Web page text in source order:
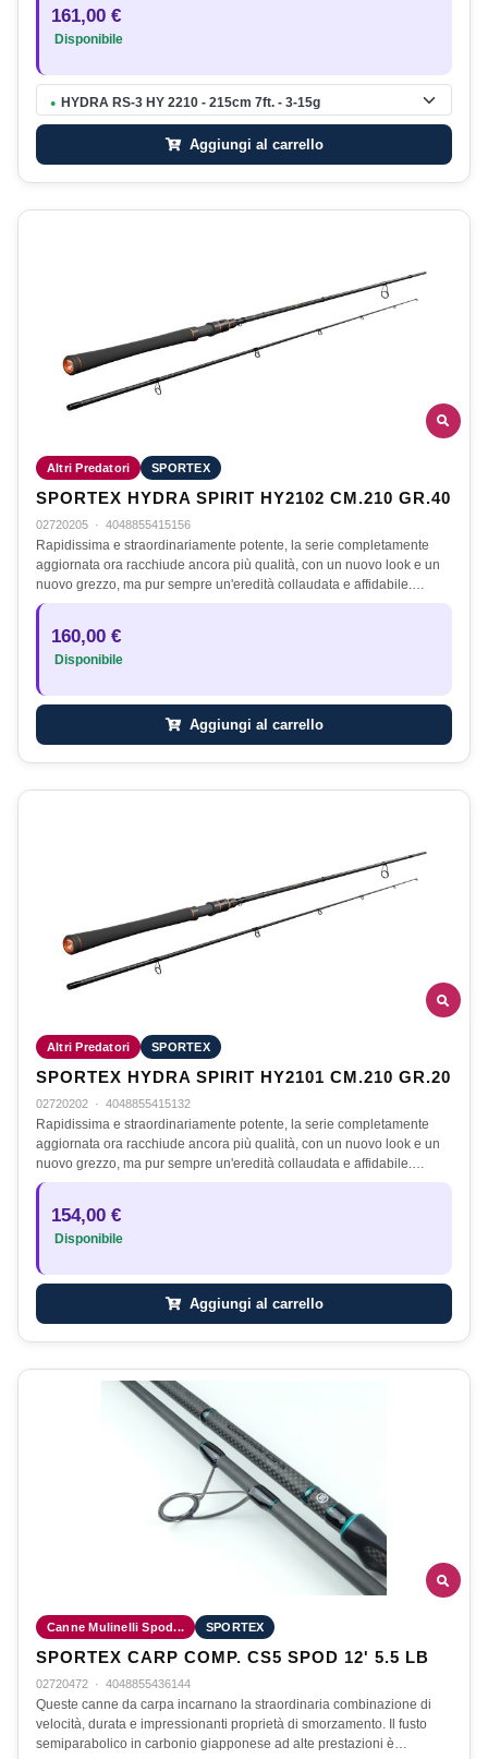
161,00 €
Disponibile
● HYDRA RS-3 HY 2210 - 215cm 7ft. - 3-15g
Aggiungi al carrello
Altri Predatori SPORTEX
SPORTEX HYDRA SPIRIT HY2102 CM.210 GR.40
02720205 · 4048855415156
Rapidissima e straordinariamente potente, la serie completamente
aggiornata ora racchiude ancora più qualità, con un nuovo look e un
nuovo grezzo, ma pur sempre un'eredità collaudata e affidabile.…
160,00 €
Disponibile
Aggiungi al carrello
Altri Predatori SPORTEX
SPORTEX HYDRA SPIRIT HY2101 CM.210 GR.20
02720202 · 4048855415132
Rapidissima e straordinariamente potente, la serie completamente
aggiornata ora racchiude ancora più qualità, con un nuovo look e un
nuovo grezzo, ma pur sempre un'eredità collaudata e affidabile.…
154,00 €
Disponibile
Aggiungi al carrello
Canne Mulinelli Spod... SPORTEX
SPORTEX CARP COMP. CS5 SPOD 12' 5.5 LB
02720472 · 4048855436144
Queste canne da carpa incarnano la straordinaria combinazione di
velocità, durata e impressionanti proprietà di smorzamento. Il fusto
semiparabolico in carbonio giapponese ad alte prestazioni è…